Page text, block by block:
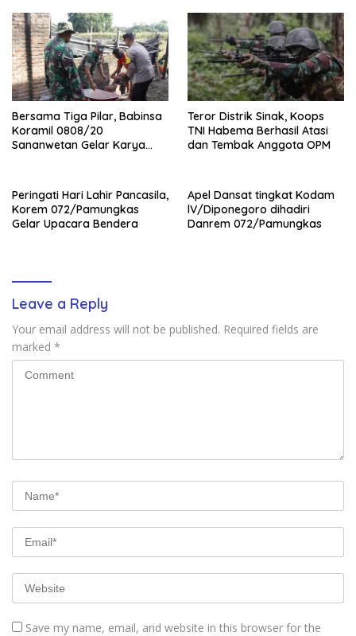
Bersama Tiga Pilar, Babinsa
Koramil 0808/20
Sananwetan Gelar Karya
Teror Distrik Sinak, Koops
TNI Habema Berhasil Atasi
dan Tembak Anggota OPM
Peringati Hari Lahir Pancasila,
Korem 072/Pamungkas
Gelar Upacara Bendera
Apel Dansat tingkat Kodam
lV/Diponegoro dihadiri
Danrem 072/Pamungkas
Leave a Reply
Your email address will not be published. Required fields are
marked *
Save my name, email, and website in this browser for the